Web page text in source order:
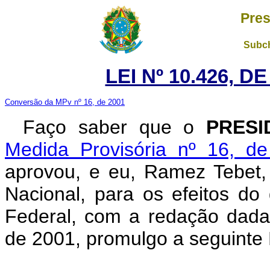
LEI Nº 10.426,
Conversão da MPv nº 16, de 2001
Faço saber que o
Medida Provisória nº 16,
aprovou, e eu, Ramez
Nacional, para os efeitos
Federal, com a redação
de 2001, promulgo a seguinte